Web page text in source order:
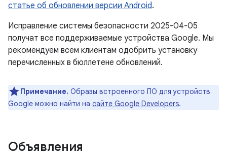
статье об обновлении версии Android.
Исправление системы безопасности 2025-04-05
получат все поддерживаемые устройства Google. Мы
рекомендуем всем клиентам одобрить установку
перечисленных в бюллетене обновлений.
Примечание. Образы встроенного ПО для устройств
Google можно найти на сайте Google Developers.
Объявления